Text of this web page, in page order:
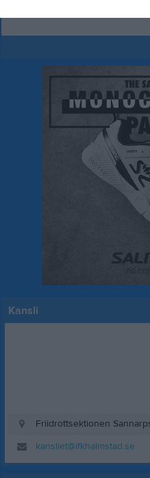
Kansli
Friidrottsektionen
kansliet@ifkhalmstad.se